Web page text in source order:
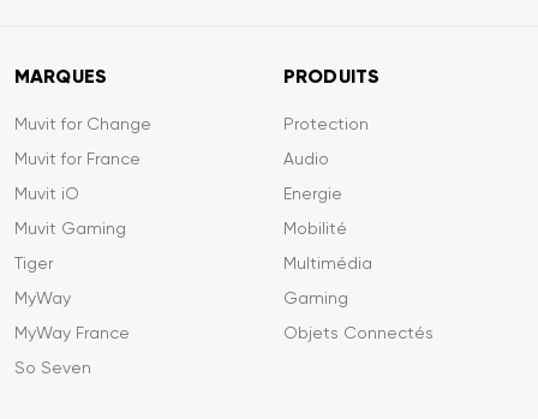
MARQUES
Muvit for Change
Muvit for France
Muvit iO
Muvit Gaming
Tiger
MyWay
MyWay France
So Seven
PRODUITS
Protection
Audio
Energie
Mobilité
Multimédia
Gaming
Objets Connectés